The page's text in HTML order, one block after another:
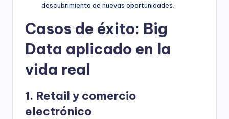
descubrimiento de nuevas oportunidades.
Casos de éxito: Big
Data aplicado en la
vida real
1. Retail y comercio
electrónico